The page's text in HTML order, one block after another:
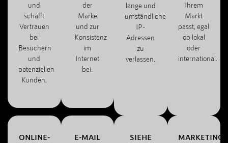
und
schafft
Vertrauen
bei
Besuchern
und
potenziellen
Kunden.
der
Marke
und zur
Konsistenz
im
Internet
bei.
lange und
umständliche
IP-
Adressen
zu
verlassen.
Ihrem
Markt
passt, egal
ob lokal
oder
international.
ONLINE-
E-MAIL SIEHE MARKETING